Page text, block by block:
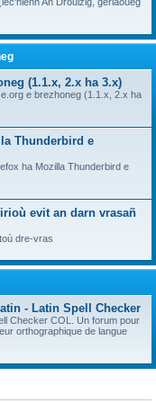
(1.1.x, 2.x ha 3.x)
e brezhoneg (1.1.x, 2.x ha
Thunderbird e
ha Mozilla Thunderbird e
evit an darn vrasañ
dre-vras
- Latin Spell Checker
Checker COL. Un forum pour
orthographique de langue